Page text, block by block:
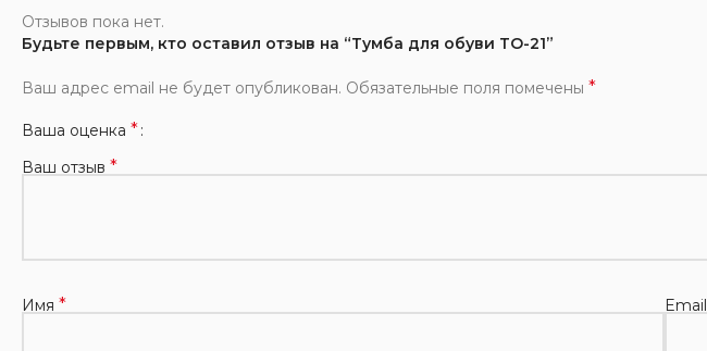
Отзывов пока нет.
Будьте первым, кто оставил отзыв на “Тумба для обуви ТО-21”
Ваш адрес email не будет опубликован. Обязательные поля помечены *
Ваша оценка *
Ваш отзыв *
Имя * Email